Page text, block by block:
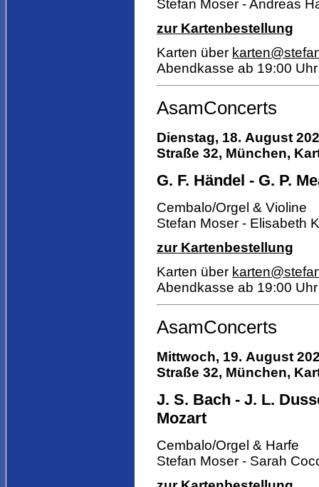
Stefan Moser - Andreas
zur Kartenbestellung
Karten über
Abendkasse ab 19:00 Uhr
AsamConcerts
Dienstag, 18. August
Straße 32, München,
G. F. Händel - G. P.
Cembalo/Orgel & Violine
Stefan Moser - Elisabeth
zur Kartenbestellung
Karten über
Abendkasse ab 19:00 Uhr
AsamConcerts
Mittwoch, 19. August
Straße 32, München,
J. S. Bach - J. L.
Mozart
Cembalo/Orgel & Harfe
Stefan Moser - Sarah